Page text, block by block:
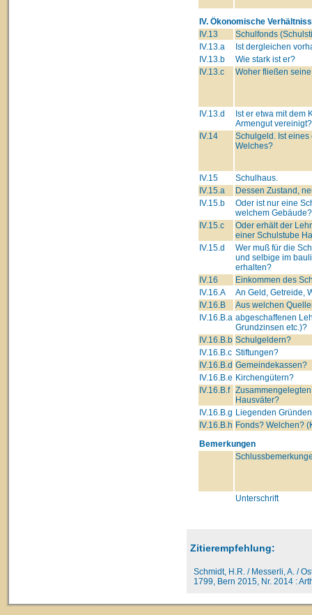
IV. Ökonomische
IV.13
Schulfonds
IV.13.a
Ist dergleichen
IV.13.b
Wie stark ist er?
IV.13.c
Woher fließen
IV.13.d
Ist er etwa mit dem
Armengut vereinigt?
IV.14
Schulgeld. Ist eines
Welches?
IV.15
Schulhaus.
IV.15.a
Dessen Zustand,
IV.15.b
Oder ist nur eine
welchem Gebäude?
IV.15.c
Oder erhält der
einer Schulstube
IV.15.d
Wer muß für die
und selbige im
erhalten?
IV.16
Einkommen des
IV.16.A
An Geld, Getreide,
IV.16.B
Aus welchen
IV.16.B.a abgeschaffenen
Grundzinsen etc.)?
IV.16.B.b Schulgeldern?
IV.16.B.c Stiftungen?
IV.16.B.d Gemeindekassen?
IV.16.B.e Kirchengütern?
IV.16.B.f
Hausväter?
IV.16.B.g Liegenden
IV.16.B.h Fonds? Welchen?
Bemerkungen
Unterschrift
Zitierempfehlung:
Schmidt, H.R. / Messerli, A. /
1799, Bern 2015, Nr. 2014 :